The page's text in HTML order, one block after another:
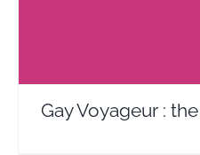
Gay Voyageur :